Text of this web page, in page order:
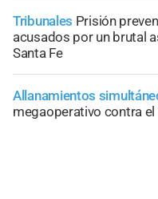
Tribunales Prisión
acusados por un brutal
Santa Fe
Allanamientos
megaoperativo contra